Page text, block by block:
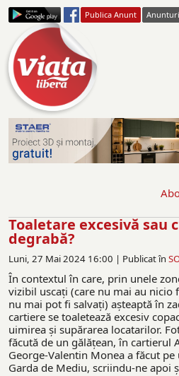
Publica Anunt Anunturi
Toaletare excesivă sau
degrabă?
Luni, 27 Mai 2024 16:00 | Publicat în
În contextul în care, prin unele
vizibil uscaţi (care nu mai au nicio
nu mai pot fi salvaţi) aşteaptă în
cartiere se toaletează excesiv
uimirea şi supărarea locatarilor.
făcută de un gălăţean, în cartierul
George-Valentin Monea a făcut
Garda de Mediu, scriindu-ne apoi